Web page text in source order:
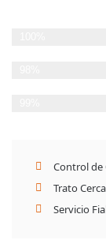
Control de
Trato
Servicio